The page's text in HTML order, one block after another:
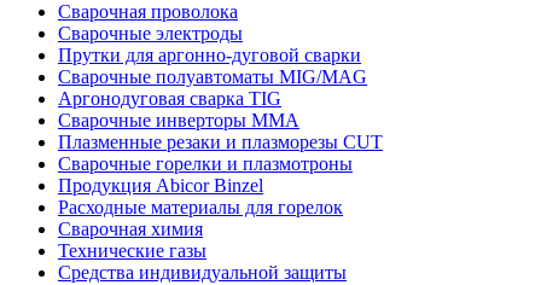
Сварочная проволока
Сварочные электроды
Прутки для аргонно-дуговой сварки
Сварочные полуавтоматы MIG/MAG
Аргонодуговая сварка TIG
Сварочные инверторы MMA
Плазменные резаки и плазморезы CUT
Сварочные горелки и плазмотроны
Продукция Abicor Binzel
Расходные материалы для горелок
Сварочная химия
Технические газы
Средства индивидуальной защиты